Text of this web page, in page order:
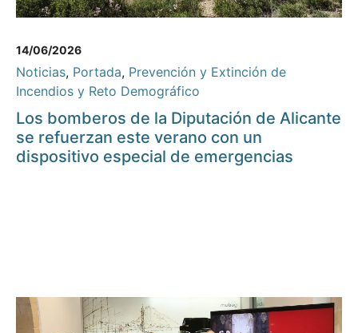
14/06/2026
Noticias, Portada, Prevención y Extinción de
Incendios y Reto Demográfico
Los bomberos de la Diputación de Alicante
se refuerzan este verano con un
dispositivo especial de emergencias